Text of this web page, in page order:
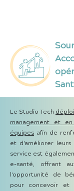
Le Studio Tech
management et
équipes afin de
et d'améliorer leurs
service est
e-santé, offrant
l'opportunité de
pour concevoir et